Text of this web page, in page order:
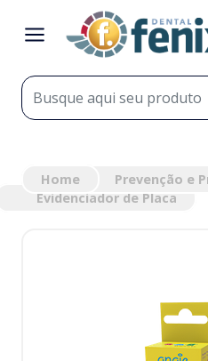
Home
Prevenção e
Evidenciador de Placa